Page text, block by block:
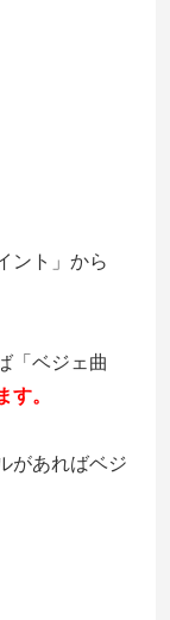
ント」から
「ベジェ曲
す。
があればベジ